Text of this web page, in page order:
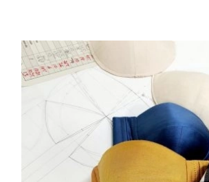
¿Donde estamos?